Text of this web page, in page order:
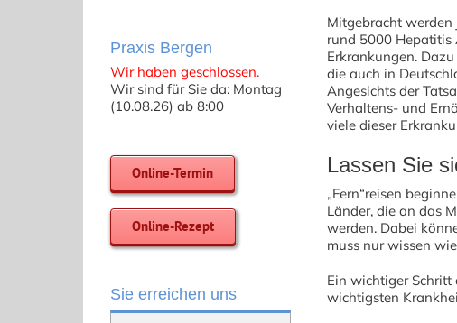
Mitgebracht
rund 5000 Hepatitis
Erkrankungen.
die auch in
Angesichts der
Verhaltens- und
viele dieser
Lassen Sie
„Fern“reisen
Länder, die an das
werden. Dabei
muss nur wissen
Ein wichtiger Schritt
wichtigsten
Praxis Bergen
Wir haben geschlossen.
Wir sind für Sie da: Montag
(10.08.26) ab 8:00
Online-Termin
Online-Rezept
Sie erreichen uns